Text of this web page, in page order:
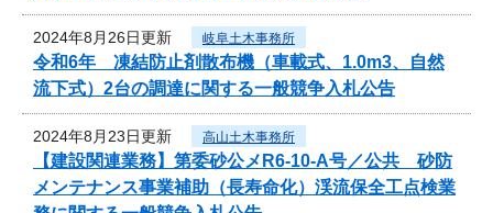
2024年8月26日更新 岐阜土木事務所
令和6年 凍結防止剤散布機（車載式、1.0m3、自然
流下式）2台の調達に関する一般競争入札公告
2024年8月23日更新 高山土木事務所
【建設関連業務】第委砂公メR6-10-A号／公共 砂防
メンテナンス事業補助（長寿命化）渓流保全工点検業